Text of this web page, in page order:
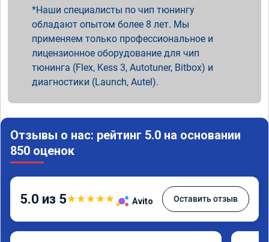
Наши специалисты по чип тюнингу
обладают опытом более 8 лет. Мы
применяем только профессиональное и
лицензионное оборудование для чип
тюнинга (Flex, Kess 3, Autotuner, Bitbox) и
диагностики (Launch, Autel).
Отзывы о нас: рейтинг 5.0 на основании
850 оценок
5.0 из 5★★★★★ Avito Оставить отзыв